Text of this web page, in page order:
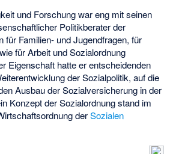
und Forschung war eng mit seinen
Politikberater der
für Familien- und Jugendfragen, für
für Arbeit und Sozialordnung
Eigenschaft hatte er entscheidenden
der Sozialpolitik, auf die
Ausbau der Sozialversicherung in der
Konzept der Sozialordnung stand im
derSozialen